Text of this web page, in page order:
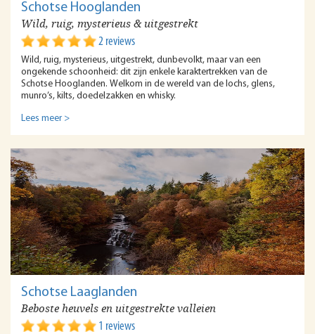
Schotse Hooglanden
Wild, ruig, mysterieus & uitgestrekt
2 reviews
Wild, ruig, mysterieus, uitgestrekt, dunbevolkt, maar van een
ongekende schoonheid: dit zijn enkele karaktertrekken van de
Schotse Hooglanden. Welkom in de wereld van de lochs, glens,
munro’s, kilts, doedelzakken en whisky.
Lees meer >
Schotse Laaglanden
Beboste heuvels en uitgestrekte valleien
1 reviews